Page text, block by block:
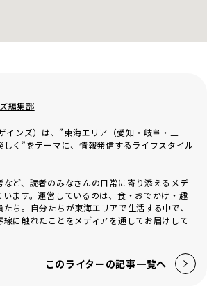
編集部
インズ）は、”東海エリア（愛知・岐阜・三
く”をテーマに、情報発信するライフスタイル
など、読者のみなさんの日常に寄り添えるメデ
います。運営しているのは、食・おでかけ・趣
ち。自分たちが東海エリアで生活する中で、
に触れたことをメディアを通してお届けして
このライターの記事一覧へ